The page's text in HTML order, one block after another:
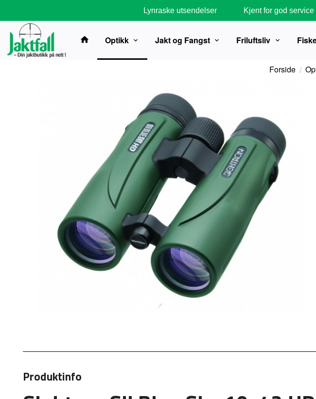
innholdet
Lynraske utsendelser Kjent for god service
Optikk Jakt og Fangst Friluftsliv
Forside
Produktinfo